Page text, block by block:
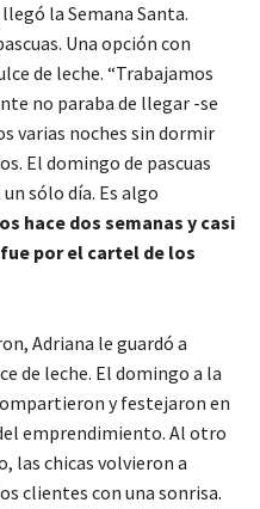
la Semana Santa.
Una opción con
de leche. “Trabajamos
no paraba de llegar -se
varias noches sin dormir
El domingo de pascuas
sólo día. Es algo
hace dos semanas y casi
por el cartel de los
Adriana le guardó a
de leche. El domingo a la
y festejaron en
emprendimiento. Al otro
las chicas volvieron a
clientes con una sonrisa.